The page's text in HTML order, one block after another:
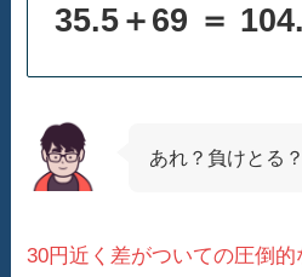
35.5＋69 ＝
あれ？負けとる
30円近く差がついての圧倒